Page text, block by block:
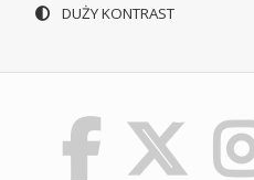
DUŻY KONTRAST